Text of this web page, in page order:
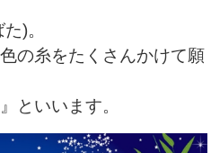
)。
の糸をたくさんかけて願
といいます。